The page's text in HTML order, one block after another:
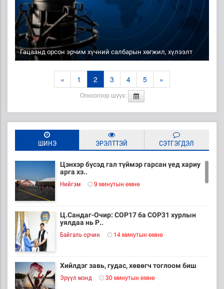
Гацаанд орсон эрчим хүчний салбарын хөгжил, хүлээлт
« 1 2 3 4 5 »
Огноогоор шүүх:
ШИНЭ ЭРЭЛТТЭЙ СЭТГЭГДЭЛ
Цэнхэр бүсэд гал түймэр гарсан үед хариу
арга хэ..
Нийгэм 9 минутын өмнө
Ц.Сандаг-Очир: COP17 ба COP31 хурлын
уялдаа нь Р..
Байгаль орчин 14 минутын өмнө
Хийлдэг завь, гудас, хөвөгч тоглоом биш
Эрүүл мэнд 30 минутын өмнө